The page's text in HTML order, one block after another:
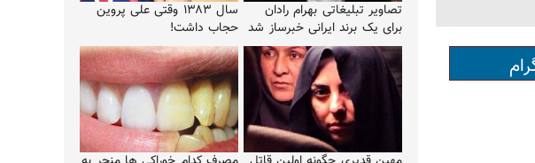
سال ۱۳۸۳ وقتی علی پروین
حجاب داشت!
تصاویر تبلیغاتی بهرام رادان
برای یک برند ایرانی خبرساز شد